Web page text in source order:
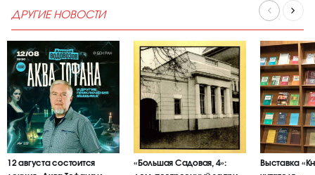
ДРУГИЕ НОВОСТИ
12 августа состоится
«Большая Садовая, 4»:
Выставка